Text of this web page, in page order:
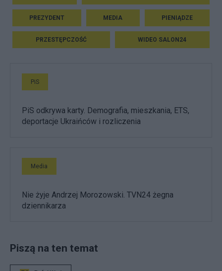
PREZYDENT MEDIA PIENIĄDZE
PRZESTĘPCZOŚĆ WIDEO SALON24
PiS
PiS odkrywa karty. Demografia, mieszkania, ETS,
deportacje Ukraińców i rozliczenia
Media
Nie żyje Andrzej Morozowski. TVN24 żegna
dziennikarza
Piszą na ten temat